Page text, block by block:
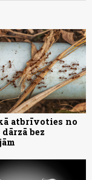
atbrīvoties no
bez